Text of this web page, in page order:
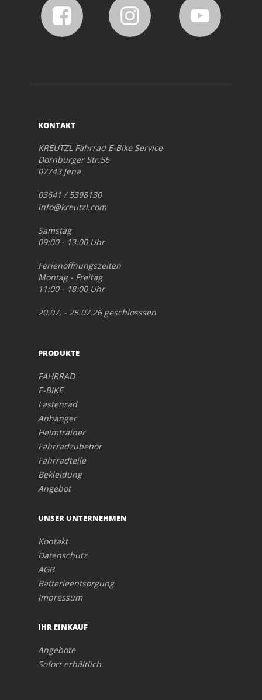
KONTAKT
KREUTZL Fahrrad E-Bike Service
Dornburger Str.56
07743 Jena
03641 / 5398130
info@kreutzl.com
Samstag
09:00 - 13:00 Uhr
Ferienöffnungszeiten
Montag - Freitag
11:00 - 18:00 Uhr
20.07. - 25.07.26 geschlosssen
PRODUKTE
FAHRRAD
E-BIKE
Lastenrad
Anhänger
Heimtrainer
Fahrradzubehör
Fahrradteile
Bekleidung
Angebot
UNSER UNTERNEHMEN
Kontakt
Datenschutz
AGB
Batterieentsorgung
Impressum
IHR EINKAUF
Angebote
Sofort erhältlich